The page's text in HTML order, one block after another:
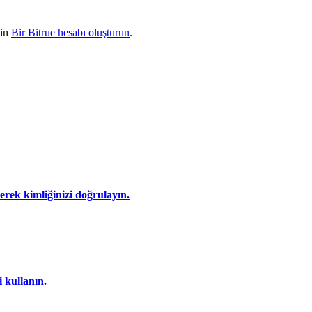
Bir Bitrue hesabı oluşturun.
kimliğinizi doğrulayın.
kullanın.